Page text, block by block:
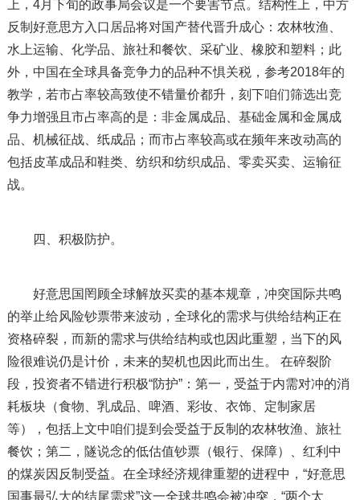
上，4月下旬的政事局会议是一个要害节点。结构性上，中方
反制好意思方入口居品将对国产替代晋升成心：农林牧渔、
水上运输、化学品、旅社和餐饮、采矿业、橡胶和塑料；此
外，中国在全球具备竞争力的品种不惧关税，参考2018年的
教学，若市占率较高致使不错量价都升，刻下咱们筛选出竞
争力增强且市占率高的是：非金属成品、基础金属和金属成
品、机械征战、纸成品；而市占率较高或在频年来改动高的
包括皮革成品和鞋类、纺织和纺织成品、零卖买卖、运输征
战。
四、积极防护。
好意思国罔顾全球解放买卖的基本规章，冲突国际共鸣
的举止给风险钞票带来波动，全球化的需求与供给结构正在
资格碎裂，而新的需求与供给结构或也因此重塑，当下的风
险很难说仍是计价，未来的契机也因此而出生。 在碎裂阶
段，投资者不错进行积极“防护”：第一，受益于内需对冲的消
耗板块（食物、乳成品、啤酒、彩妆、衣饰、定制家居
等），包括上文中咱们提到会受益于反制的农林牧渔、旅社
餐饮；第二，隧说念的低估值钞票（银行、保障）、红利中
的煤炭因反制受益。在全球经济规律重塑的进程中，“好意思
国事最弘大的结尾需求”这一全球共鸣会被冲突，“两个太